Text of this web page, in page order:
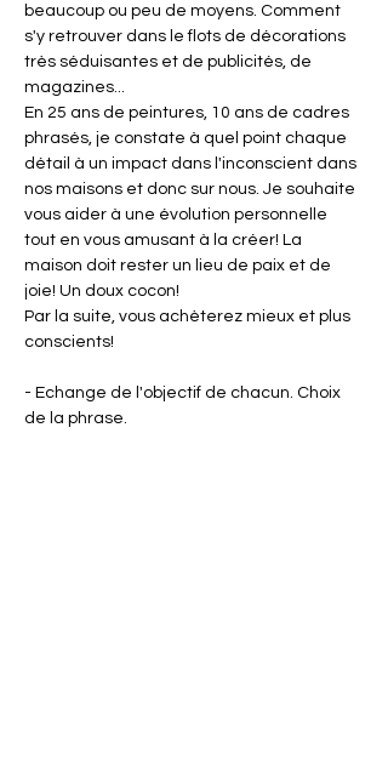
beaucoup ou peu de moyens. Comment
s'y retrouver dans le flots de décorations
très séduisantes et de publicités, de
magazines...
En 25 ans de peintures, 10 ans de cadres
phrasés, je constate à quel point chaque
détail à un impact dans l'inconscient dans
nos maisons et donc sur nous. Je souhaite
vous aider à une évolution personnelle
tout en vous amusant à la créer! La
maison doit rester un lieu de paix et de
joie! Un doux cocon!
Par la suite, vous achèterez mieux et plus
conscients!
- Echange de l'objectif de chacun. Choix
de la phrase.